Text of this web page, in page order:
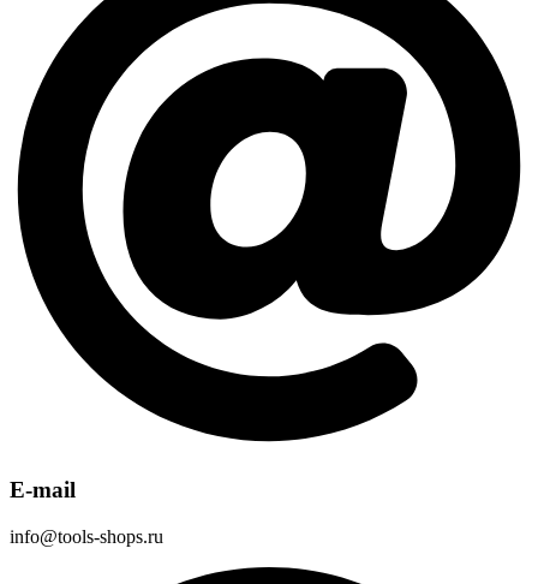
E-mail
info@tools-shops.ru